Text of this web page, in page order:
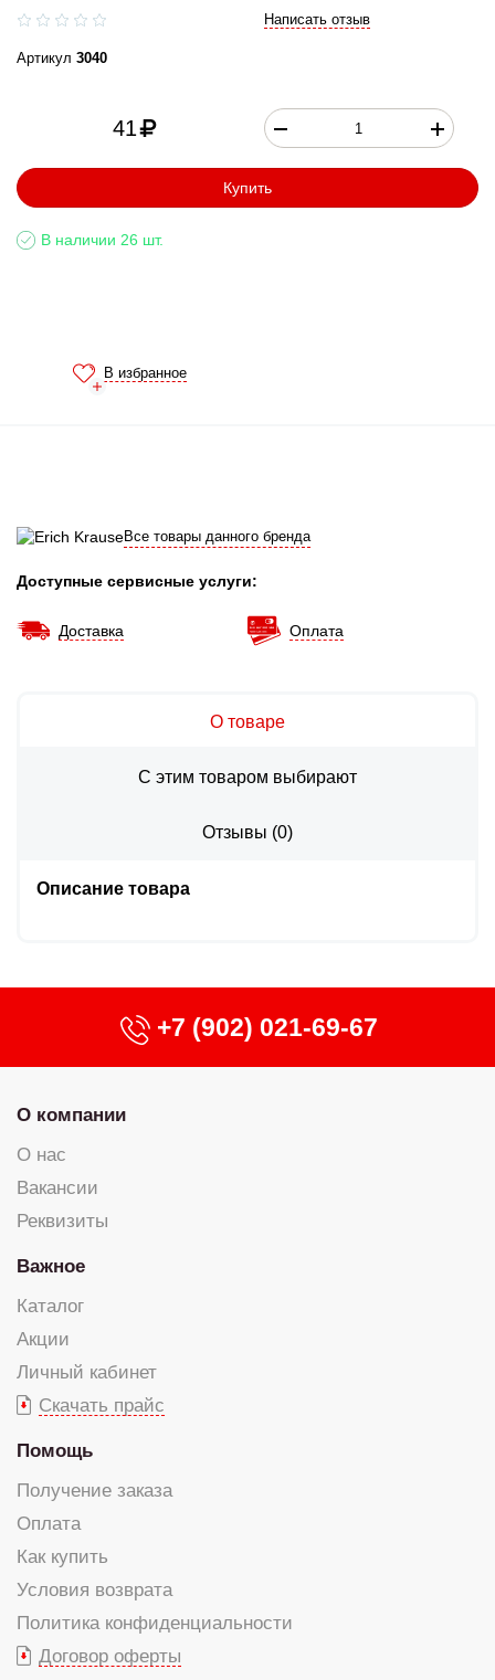
Написать отзыв
Артикул 3040
41
Купить
В наличии 26 шт.
В избранное
Все товары данного бренда
Доступные сервисные услуги:
Доставка Оплата
О товаре
С этим товаром выбирают
Отзывы (0)
Описание товара
+7 (902) 021-69-67
О компании
О нас
Вакансии
Реквизиты
Важное
Каталог
Акции
Личный кабинет
Скачать прайс
Помощь
Получение заказа
Оплата
Как купить
Условия возврата
Политика конфиденциальности
Договор оферты